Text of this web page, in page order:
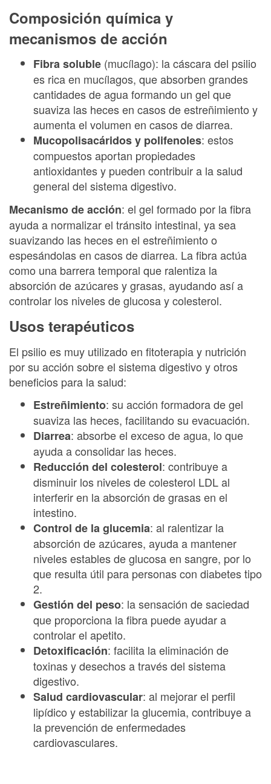
Composición química y
mecanismos de acción
Fibra soluble (mucílago): la cáscara del psilio
es rica en mucílagos, que absorben grandes
cantidades de agua formando un gel que
suaviza las heces en casos de estreñimiento y
aumenta el volumen en casos de diarrea.
Mucopolisacáridos y polifenoles: estos
compuestos aportan propiedades
antioxidantes y pueden contribuir a la salud
general del sistema digestivo.
Mecanismo de acción: el gel formado por la fibra
ayuda a normalizar el tránsito intestinal, ya sea
suavizando las heces en el estreñimiento o
espesándolas en casos de diarrea. La fibra actúa
como una barrera temporal que ralentiza la
absorción de azúcares y grasas, ayudando así a
controlar los niveles de glucosa y colesterol.
Usos terapéuticos
El psilio es muy utilizado en fitoterapia y nutrición
por su acción sobre el sistema digestivo y otros
beneficios para la salud:
Estreñimiento: su acción formadora de gel
suaviza las heces, facilitando su evacuación.
Diarrea: absorbe el exceso de agua, lo que
ayuda a consolidar las heces.
Reducción del colesterol: contribuye a
disminuir los niveles de colesterol LDL al
interferir en la absorción de grasas en el
intestino.
Control de la glucemia: al ralentizar la
absorción de azúcares, ayuda a mantener
niveles estables de glucosa en sangre, por lo
que resulta útil para personas con diabetes tipo
2.
Gestión del peso: la sensación de saciedad
que proporciona la fibra puede ayudar a
controlar el apetito.
Detoxificación: facilita la eliminación de
toxinas y desechos a través del sistema
digestivo.
Salud cardiovascular: al mejorar el perfil
lipídico y estabilizar la glucemia, contribuye a
la prevención de enfermedades
cardiovasculares.